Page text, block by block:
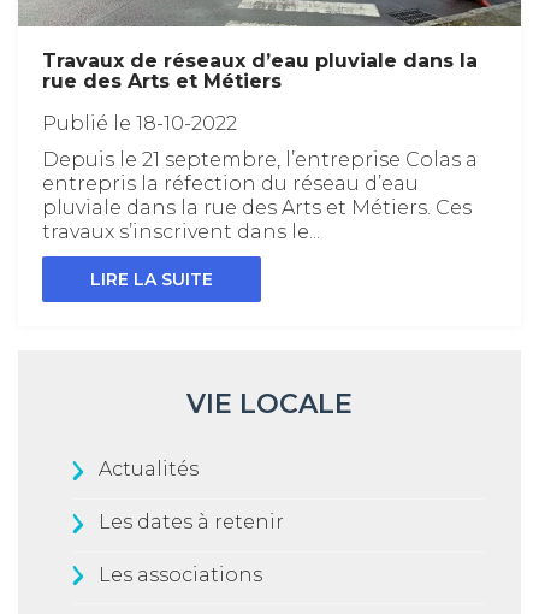
Travaux de réseaux d’eau pluviale dans la
rue des Arts et Métiers
Publié le 18-10-2022
Depuis le 21 septembre, l’entreprise Colas a
entrepris la réfection du réseau d’eau
pluviale dans la rue des Arts et Métiers. Ces
travaux s’inscrivent dans le...
LIRE LA SUITE
VIE LOCALE
Actualités
Les dates à retenir
Les associations